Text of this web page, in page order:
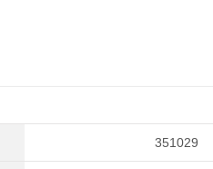
351029